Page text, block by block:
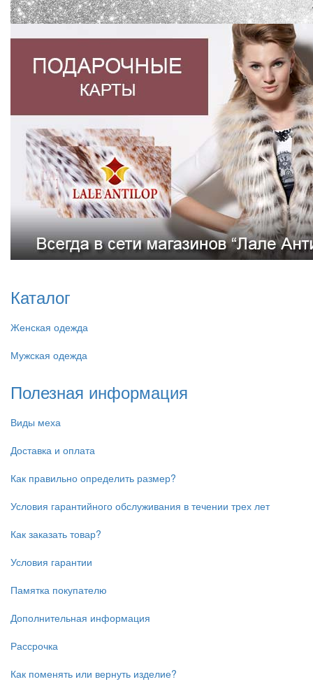
Каталог
Женская одежда
Мужская одежда
Полезная информация
Виды меха
Доставка и оплата
Как правильно определить размер?
Условия гарантийного обслуживания в течении трех лет
Как заказать товар?
Условия гарантии
Памятка покупателю
Дополнительная информация
Рассрочка
Как поменять или вернуть изделие?